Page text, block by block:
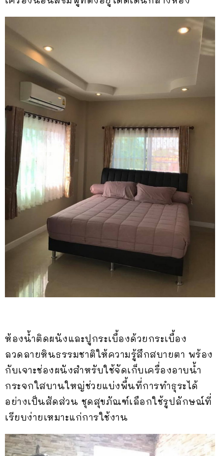
ห้องน้ำติดผนังและปูกระเบื้องด้วยกระเบื้อง
ลวดลายหินธรรมชาติให้ความรู้สึกสบายตา พร้อง
กับเจาะช่องผนังสำหรับใช้จัดเก็บเครื่องอาบน้ำ
กระจกใสบานใหญ่ช่วยแบ่งพื้นที่การทำธุระได้
อย่างเป็นสัดส่วน ชุดสุขภัณฑ์เลือกใช้รูปลักษณ์ที่
เรียบง่ายเหมาะแก่การใช้งาน